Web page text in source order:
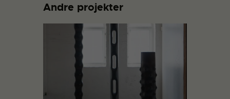
Andre projekter